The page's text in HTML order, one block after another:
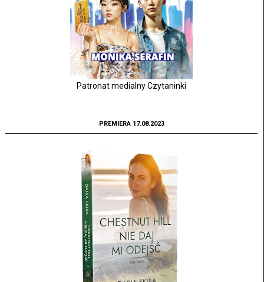
Patronat medialny Czytaninki
PREMIERA 17.08.2023